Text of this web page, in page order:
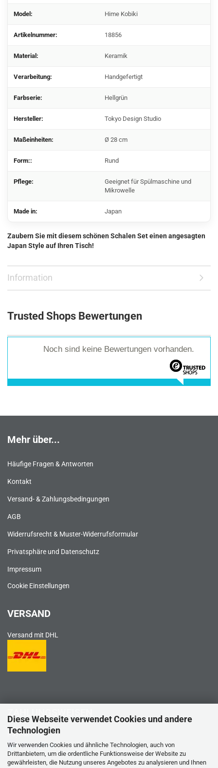
Diese Webseite verwendet Cookies und andere
Technologien
Wir verwenden Cookies und ähnliche Technologien, auch von
Drittanbietern, um die ordentliche Funktionsweise der Website zu
gewährleisten, die Nutzung unseres Angebotes zu analysieren und Ihnen
Model: Hime Kobiki
Artikelnummer: 18856
Material: Keramik
Verarbeitung: Handgefertigt
Farbserie: Hellgrün
Hersteller: Tokyo Design Studio
Maßeinheiten: Ø 28 cm
Form:: Rund
Pflege:
Geeignet für Spülmaschine und
Mikrowelle
Made in: Japan
Zaubern Sie mit diesem schönen Schalen Set einen angesagten
Japan Style auf Ihren Tisch!
Information
Trusted Shops Bewertungen
Noch sind keine Bewertungen vorhanden.
Mehr über...
Häufige Fragen & Antworten
Kontakt
Versand- & Zahlungsbedingungen
AGB
Widerrufsrecht & Muster-Widerrufsformular
Privatsphäre und Datenschutz
Impressum
Cookie Einstellungen
VERSAND
Versand mit DHL
ZAHLUNGSWEISEN
PayPal